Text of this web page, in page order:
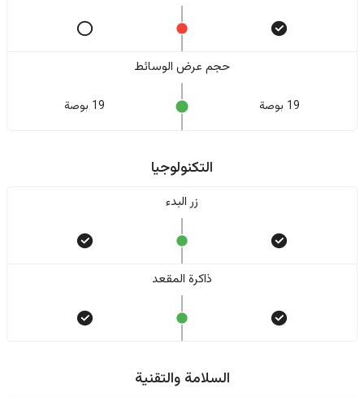
حجم عرض الوسائط
19 بوصة 19 بوصة
التكنولوجيا
زر البدء
ذاكرة المقعد
السلامة والتقنية